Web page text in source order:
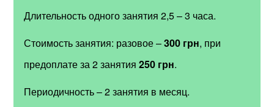
Длительность одного занятия 2,5 – 3 часа.
Стоимость занятия: разовое –300 грн, при
предоплате за 2 занятия250 грн.
Периодичность – 2 занятия в месяц.